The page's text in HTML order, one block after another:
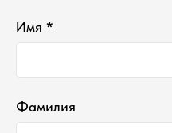
Имя *
Фамилия